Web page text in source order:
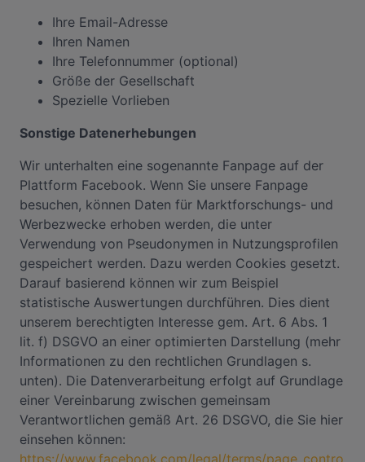
Ihre Email-Adresse
Ihren Namen
Ihre Telefonnummer (optional)
Größe der Gesellschaft
Spezielle Vorlieben
Sonstige Datenerhebungen
Wir unterhalten eine sogenannte Fanpage auf der
Plattform Facebook. Wenn Sie unsere Fanpage
besuchen, können Daten für Marktforschungs- und
Werbezwecke erhoben werden, die unter
Verwendung von Pseudonymen in Nutzungsprofilen
gespeichert werden. Dazu werden Cookies gesetzt.
Darauf basierend können wir zum Beispiel
statistische Auswertungen durchführen. Dies dient
unserem berechtigten Interesse gem. Art. 6 Abs. 1
lit. f) DSGVO an einer optimierten Darstellung (mehr
Informationen zu den rechtlichen Grundlagen s.
unten). Die Datenverarbeitung erfolgt auf Grundlage
einer Vereinbarung zwischen gemeinsam
Verantwortlichen gemäß Art. 26 DSGVO, die Sie hier
einsehen können: